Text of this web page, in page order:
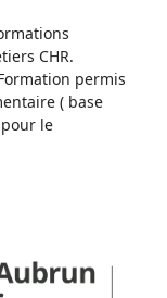
CHR.
permis
( base
pour le